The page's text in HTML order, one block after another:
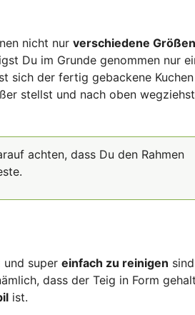
nicht nur verschiedene Größen
Du im Grunde genommen nur
sich der fertig gebackene Kuchen
stellst und nach oben
achten, dass Du den Rahmen
und super einfach zu reinigen
dass der Teig in Form
ist.